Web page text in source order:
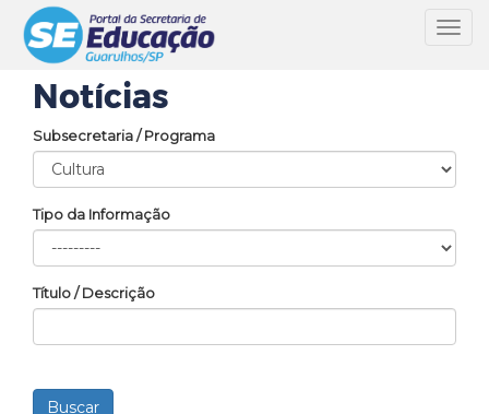
Notícias
Subsecretaria / Programa
Tipo da Informação
Título / Descrição